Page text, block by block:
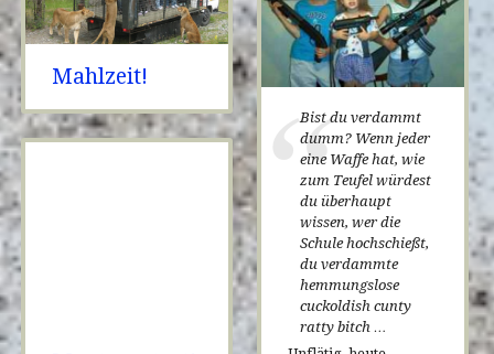
Mahlzeit!
Bist du verdammt
dumm? Wenn jeder
eine Waffe hat, wie
zum Teufel würdest
du überhaupt
wissen, wer die
Schule hochschießt,
du verdammte
hemmungslose
cuckoldish cunty
ratty bitch …